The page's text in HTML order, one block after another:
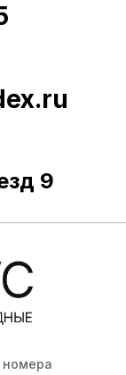
9
номера